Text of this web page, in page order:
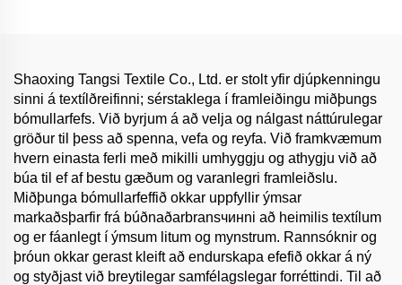
Shaoxing Tangsi Textile Co., Ltd. er stolt yfir djúpkenningu
sinni á textílðreifinni; sérstaklega í framleiðingu miðþungs
bómullarfefs. Við byrjum á að velja og nálgast náttúrulegar
gröður til þess að spenna, vefa og reyfa. Við framkvæmum
hvern einasta ferli með mikilli umhyggju og athygju við að
búa til ef af bestu gæðum og varanlegri framleiðslu.
Miðþunga bómullarfeffið okkar uppfyllir ýmsar
markaðsþarfir frá búðnaðarbransчинni að heimilis textílum
og er fáanlegt í ýmsum litum og mynstrum. Rannsóknir og
þróun okkar gerast kleift að endurskapa efefið okkar á ný
og styðjast við breytilegar samfélagslegar forréttindi. Til að